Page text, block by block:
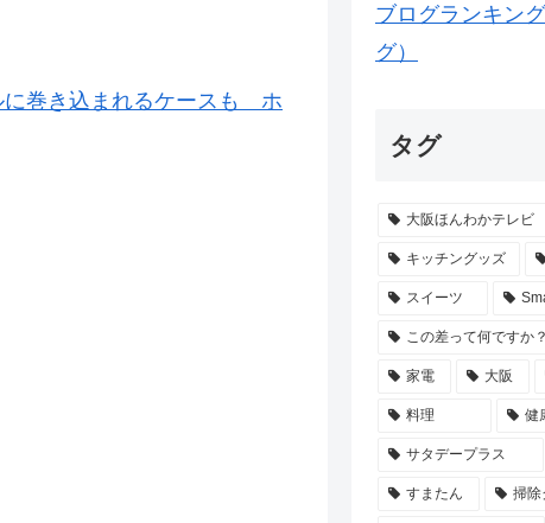
に巻き込まれるケースも ホ
ブログランキン
グ）
タグ
大阪ほんわかテレビ
キッチングッズ
スイーツ
この差って何ですか？
家電 大阪
料理 健
サタデープラス
すまたん 掃除